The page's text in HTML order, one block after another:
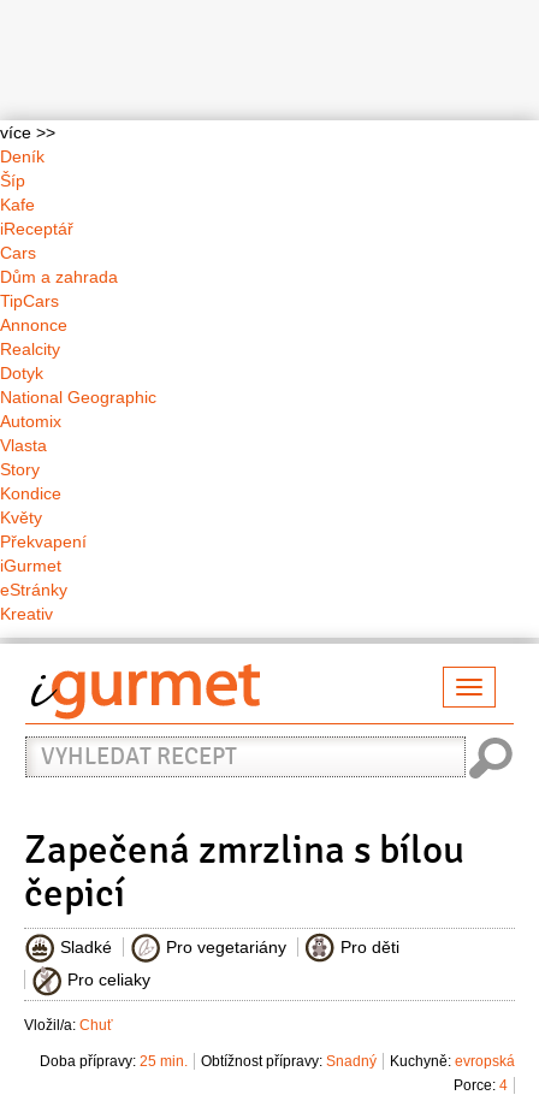
více >>
Deník
Šíp
Kafe
iReceptář
Cars
Dům a zahrada
TipCars
Annonce
Realcity
Dotyk
National Geographic
Automix
Vlasta
Story
Kondice
Květy
Překvapení
iGurmet
eStránky
Kreativ
Vyhledat
recept
Zapečená zmrzlina s bílou
čepicí
Sladké Pro vegetariány
Pro děti
Pro celiaky
Vložil/a: Chuť
Kuchyně: evropská
Obtížnost přípravy: Snadný
Doba přípravy: 25 min.
Porce: 4